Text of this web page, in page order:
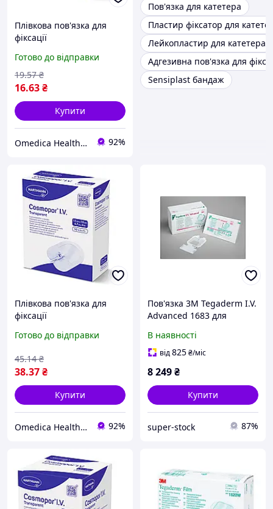
Плівкова пов'язка для
фіксації
канюль Cosmopor I.V.
Transparent 6см х 5см
1шт
Готово до відправки
16.63₴
19.57 ₴
Купити
Omedica Health & Beauty 92%
Пов'язка для катетера
Пластир фіксатор для
Лейкопластир для катетера
Адгезивна пов'язка для
Sensiplast бандаж
Плівкова пов'язка для
фіксації
канюль Cosmopor I.V.
1шт
Готово до відправки
38.37₴
45.14 ₴
Купити
Omedica Health & Beauty 92%
Пов'язка 3M Tegaderm I.V.
Advanced 1683 для
ліній 6.5 х 7 см Білий
В наявності
від825₴/міс
8 249₴
Купити
super-stock 87%